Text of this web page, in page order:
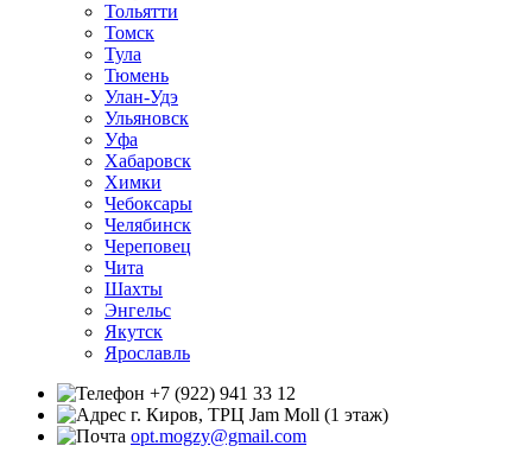
Тольятти
Томск
Тула
Тюмень
Улан-Удэ
Ульяновск
Уфа
Хабаровск
Химки
Чебоксары
Челябинск
Череповец
Чита
Шахты
Энгельс
Якутск
Ярославль
+7 (922) 941 33 12
г. Киров, ТРЦ Jam Moll (1 этаж)
opt.mogzy@gmail.com